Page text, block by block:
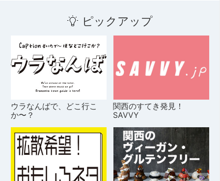
ピックアップ
ウラなんばで、どこ行こ
か〜？
関西のすてき発見！
SAVVY